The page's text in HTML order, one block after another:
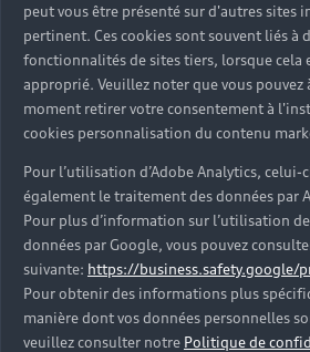
peut vous être présenté sur d'autres sites
pertinent. Ces cookies sont souvent liés à
fonctionnalités de sites tiers, lorsque cela
approprié. Veuillez noter que vous pouvez
moment retirer votre consentement à
cookies personnalisation du contenu
Pour l’utilisation d’Adobe Analytics, celui-
également le traitement des données par
Pour plus d’information sur l’utilisation
données par Google, vous pouvez
suivante: https://business.safety.google/
Pour obtenir des informations plus
manière dont vos données personnelles
veuillez consulter notre Politique de